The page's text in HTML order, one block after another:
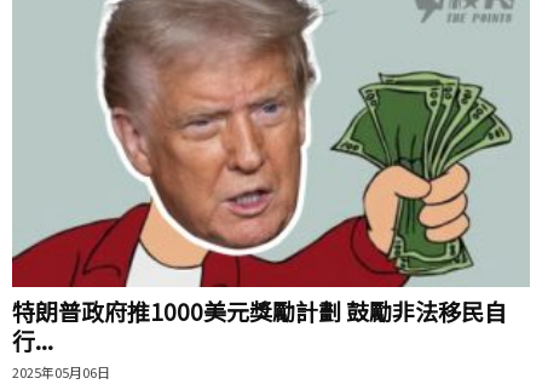
特朗普政府推1000美元獎勵計劃 鼓勵非法移民自
行...
2025年05月06日